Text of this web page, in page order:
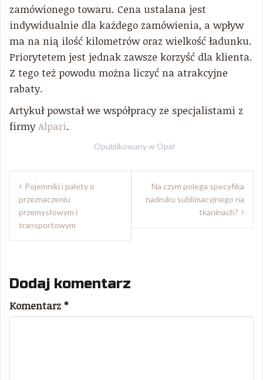
zamówionego towaru. Cena ustalana jest
indywidualnie dla każdego zamówienia, a wpływ
ma na nią ilość kilometrów oraz wielkość ładunku.
Priorytetem jest jednak zawsze korzyść dla klienta.
Z tego też powodu można liczyć na atrakcyjne
rabaty.
Artykuł powstał we współpracy ze specjalistami z
firmy Alpari.
Opublikowany w Opał
Nawigacja
wpisu
Pojemniki i palety o
przeznaczeniu
przemysłowym i
transportowym
Na czym polega specyfika
nadruku sublimacyjnego na
tkaninach?
Dodaj komentarz
Komentarz *